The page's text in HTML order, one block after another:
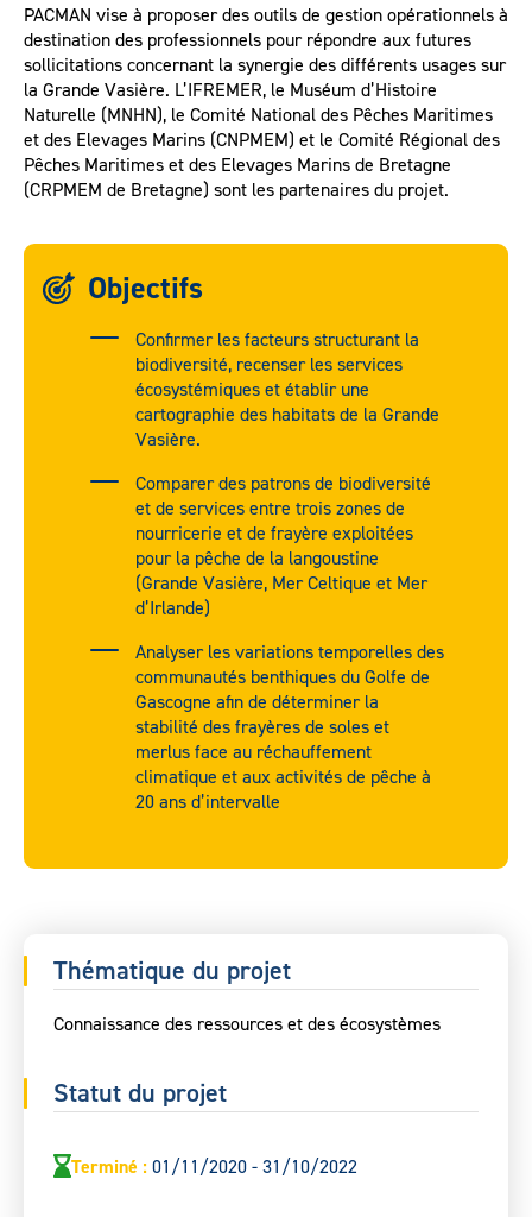
PACMAN vise à proposer des outils de gestion opérationnels à
destination des professionnels pour répondre aux futures
sollicitations concernant la synergie des différents usages sur
la Grande Vasière. L’IFREMER, le Muséum d’Histoire
Naturelle (MNHN), le Comité National des Pêches Maritimes
et des Elevages Marins (CNPMEM) et le Comité Régional des
Pêches Maritimes et des Elevages Marins de Bretagne
(CRPMEM de Bretagne) sont les partenaires du projet.
Objectifs
Confirmer les facteurs structurant la
biodiversité, recenser les services
écosystémiques et établir une
cartographie des habitats de la Grande
Vasière.
Comparer des patrons de biodiversité
et de services entre trois zones de
nourricerie et de frayère exploitées
pour la pêche de la langoustine
(Grande Vasière, Mer Celtique et Mer
d’Irlande)
Analyser les variations temporelles des
communautés benthiques du Golfe de
Gascogne afin de déterminer la
stabilité des frayères de soles et
merlus face au réchauffement
climatique et aux activités de pêche à
20 ans d’intervalle
Thématique du projet
Connaissance des ressources et des écosystèmes
Statut du projet
Terminé :01/11/2020 - 31/10/2022